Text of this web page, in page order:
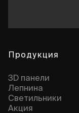
Продукция
3D панели
Лепнина
Cветильники
Акция